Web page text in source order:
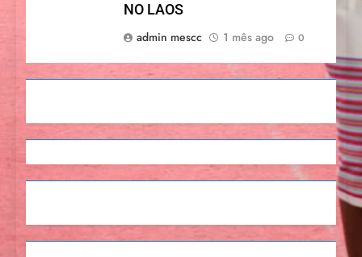
NO LAOS
admin mescc
1 mês ago 0